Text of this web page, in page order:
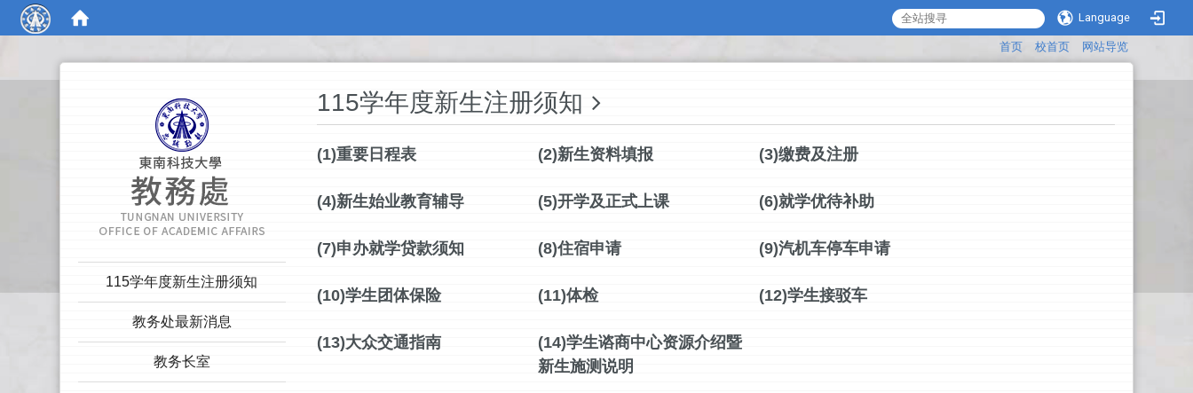
Language
首页 校首页 网站导览
115学年度新生注册须知
教务处最新消息
教务长室
115学年度新生注册须知
(1)重要日程表 (2)新生资料填报 (3)缴费及注册
(4)新生始业教育辅导 (5)开学及正式上课 (6)就学优待补助
(7)申办就学贷款须知 (8)住宿申请 (9)汽机车停车申请
(10)学生团体保险 (11)体检 (12)学生接驳车
(13)大众交通指南
(14)学生谘商中心资源介绍暨
新生施测说明